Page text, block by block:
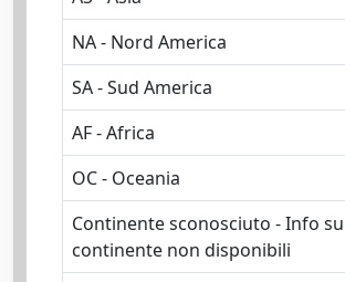
NA - Nord America
SA - Sud America
AF - Africa
OC - Oceania
Continente sconosciuto - Info
continente non disponibili